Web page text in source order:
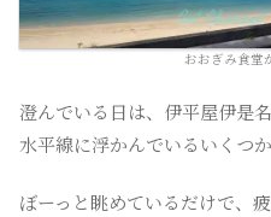
おおぎみ食堂
澄んでいる日は、伊平屋伊是
水平線に浮かんでいるいくつ
ぼーっと眺めているだけで、